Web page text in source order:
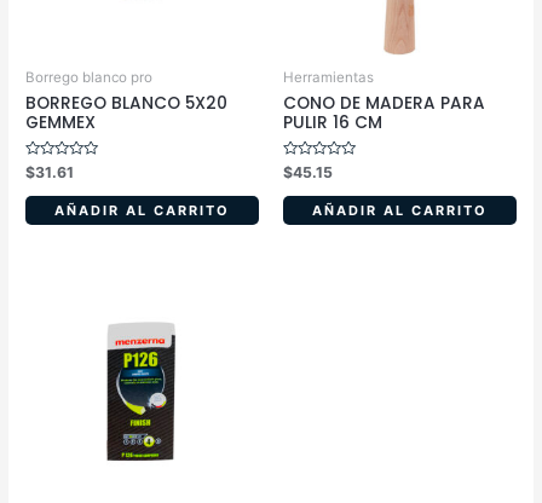
Borrego blanco pro
BORREGO BLANCO 5X20
GEMMEX
Valorado
en
0
5
$31.61
AÑADIR AL CARRITO
Herramientas
CONO DE MADERA PARA
PULIR 16 CM
Valorado
en
0
5
$45.15
AÑADIR AL CARRITO